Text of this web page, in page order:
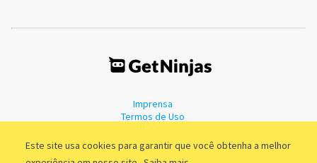
Este site usa cookies para garantir que você obtenha a melhor
Imprensa
Termos de Uso